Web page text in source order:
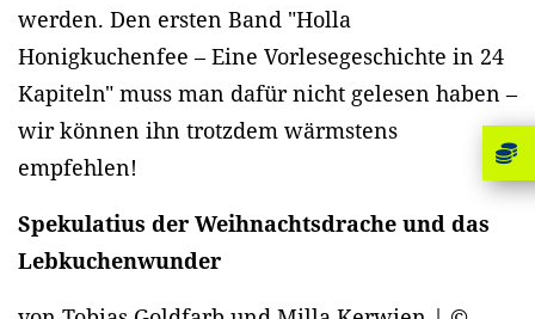
werden. Den ersten Band "Holla
Honigkuchenfee – Eine Vorlesegeschichte in 24
Kapiteln" muss man dafür nicht gelesen haben –
wir können ihn trotzdem wärmstens
empfehlen!
Spekulatius der Weihnachtsdrache und das
Lebkuchenwunder